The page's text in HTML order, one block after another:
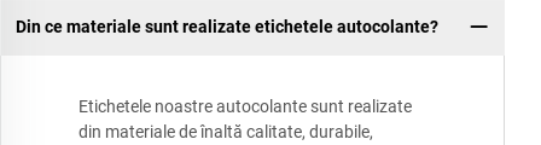
Din ce materiale sunt realizate etichetele autocolante?
Etichetele noastre autocolante sunt realizate
din materiale de înaltă calitate, durabile,